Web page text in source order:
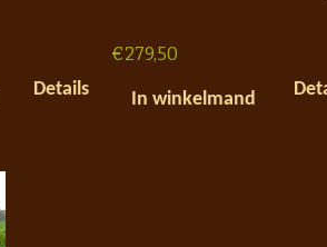
€279,50
Details
In winkelmand